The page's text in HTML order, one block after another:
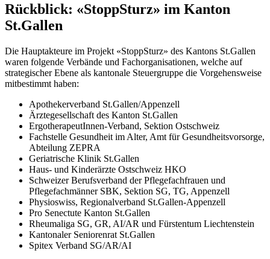
Rückblick: «StoppSturz» im Kanton
St.Gallen
Die Hauptakteure im Projekt «StoppSturz» des Kantons St.Gallen
waren folgende Verbände und Fachorganisationen, welche auf
strategischer Ebene als kantonale Steuergruppe die Vorgehensweise
mitbestimmt haben:
Apothekerverband St.Gallen/Appenzell
Ärztegesellschaft des Kanton St.Gallen
ErgotherapeutInnen-Verband, Sektion Ostschweiz
Fachstelle Gesundheit im Alter, Amt für Gesundheitsvorsorge,
Abteilung ZEPRA
Geriatrische Klinik St.Gallen
Haus- und Kinderärzte Ostschweiz HKO
Schweizer Berufsverband der Pflegefachfrauen und
Pflegefachmänner SBK, Sektion SG, TG, Appenzell
Physioswiss, Regionalverband St.Gallen-Appenzell
Pro Senectute Kanton St.Gallen
Rheumaliga SG, GR, AI/AR und Fürstentum Liechtenstein
Kantonaler Seniorenrat St.Gallen
Spitex Verband SG/AR/AI